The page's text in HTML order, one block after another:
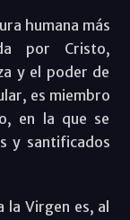
humana más
por Cristo,
y el poder de
es miembro
en la que se
y santificados
la Virgen es, al